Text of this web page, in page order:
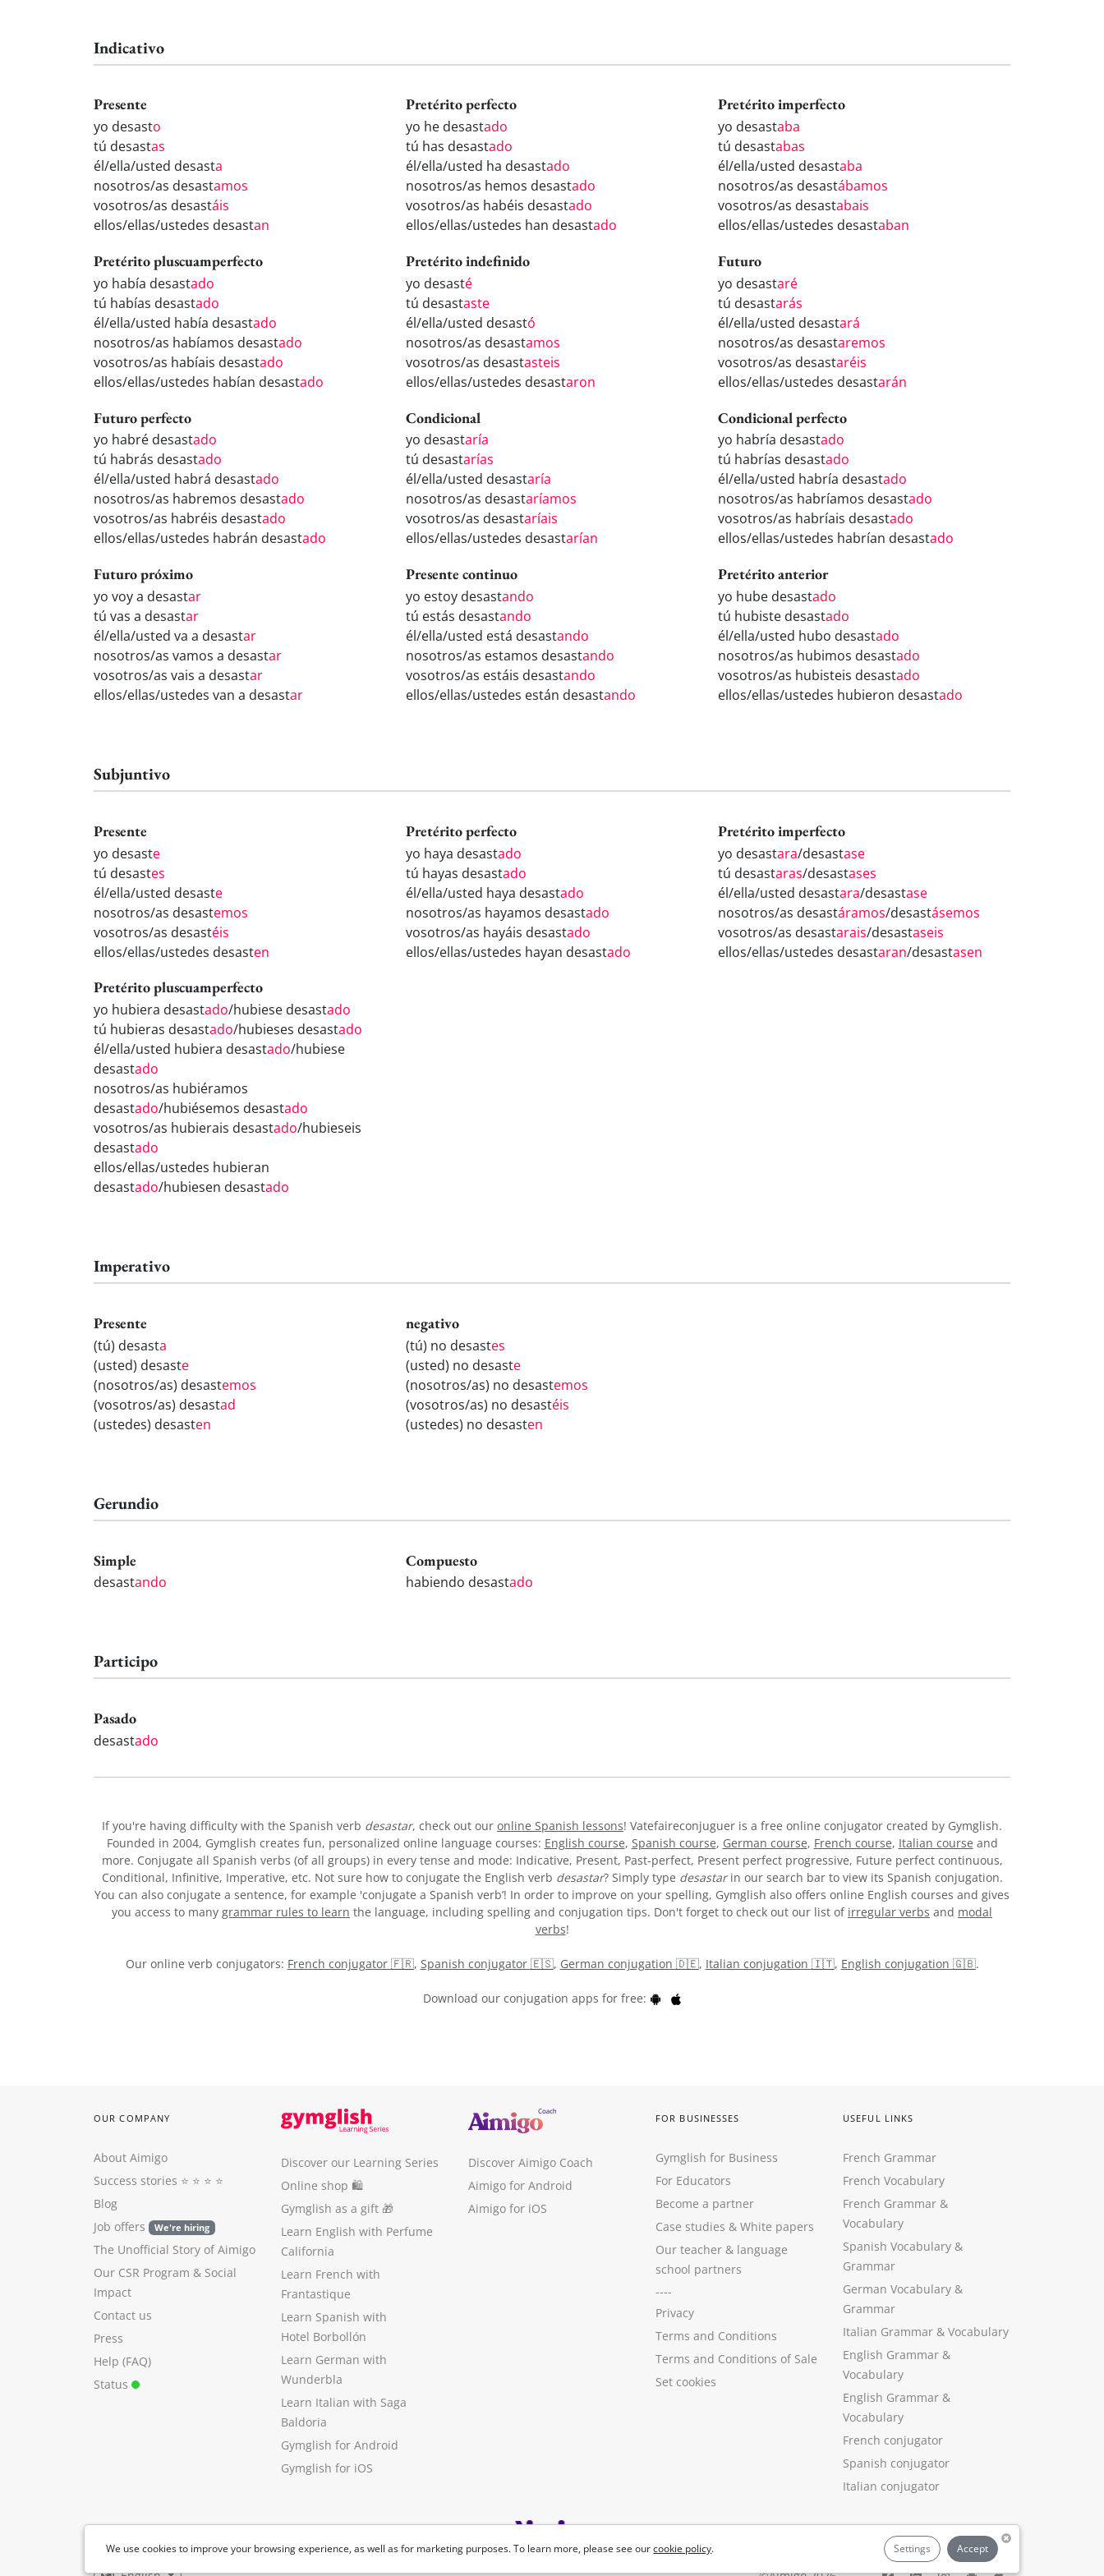
Indicativo
Presente
yo desasto
tú desastas
él/ella/usted desasta
nosotros/as desastamos
vosotros/as desastáis
ellos/ellas/ustedes desastan
Pretérito perfecto
yo he desastado
tú has desastado
él/ella/usted ha desastado
nosotros/as hemos desastado
vosotros/as habéis desastado
ellos/ellas/ustedes han desastado
Pretérito imperfecto
yo desastaba
tú desastabas
él/ella/usted desastaba
nosotros/as desastábamos
vosotros/as desastabais
ellos/ellas/ustedes desastaban
Pretérito pluscuamperfecto
yo había desastado
tú habías desastado
él/ella/usted había desastado
nosotros/as habíamos desastado
vosotros/as habíais desastado
ellos/ellas/ustedes habían desastado
Pretérito indefinido
yo desasté
tú desastaste
él/ella/usted desastó
nosotros/as desastamos
vosotros/as desastasteis
ellos/ellas/ustedes desastaron
Futuro
yo desastaré
tú desastarás
él/ella/usted desastará
nosotros/as desastaremos
vosotros/as desastaréis
ellos/ellas/ustedes desastarán
Futuro perfecto
yo habré desastado
tú habrás desastado
él/ella/usted habrá desastado
nosotros/as habremos desastado
vosotros/as habréis desastado
ellos/ellas/ustedes habrán desastado
Condicional
yo desastaría
tú desastarías
él/ella/usted desastaría
nosotros/as desastaríamos
vosotros/as desastaríais
ellos/ellas/ustedes desastarían
Condicional perfecto
yo habría desastado
tú habrías desastado
él/ella/usted habría desastado
nosotros/as habríamos desastado
vosotros/as habríais desastado
ellos/ellas/ustedes habrían desastado
Futuro próximo
yo voy a desastar
tú vas a desastar
él/ella/usted va a desastar
nosotros/as vamos a desastar
vosotros/as vais a desastar
ellos/ellas/ustedes van a desastar
Presente continuo
yo estoy desastando
tú estás desastando
él/ella/usted está desastando
nosotros/as estamos desastando
vosotros/as estáis desastando
ellos/ellas/ustedes están desastando
Pretérito anterior
yo hube desastado
tú hubiste desastado
él/ella/usted hubo desastado
nosotros/as hubimos desastado
vosotros/as hubisteis desastado
ellos/ellas/ustedes hubieron desastado
Subjuntivo
Presente
yo desaste
tú desastes
él/ella/usted desaste
nosotros/as desastemos
vosotros/as desastéis
ellos/ellas/ustedes desasten
Pretérito perfecto
yo haya desastado
tú hayas desastado
él/ella/usted haya desastado
nosotros/as hayamos desastado
vosotros/as hayáis desastado
ellos/ellas/ustedes hayan desastado
Pretérito imperfecto
yo desastara/desastase
tú desastaras/desastases
él/ella/usted desastara/desastase
nosotros/as desastáramos/desastásemos
vosotros/as desastarais/desastaseis
ellos/ellas/ustedes desastaran/desastasen
Pretérito pluscuamperfecto
yo hubiera desastado/hubiese desastado
tú hubieras desastado/hubieses desastado
él/ella/usted hubiera desastado/hubiese
desastado
nosotros/as hubiéramos
desastado/hubiésemos desastado
vosotros/as hubierais desastado/hubieseis
desastado
ellos/ellas/ustedes hubieran
desastado/hubiesen desastado
Imperativo
Presente
(tú) desasta
(usted) desaste
(nosotros/as) desastemos
(vosotros/as) desastad
(ustedes) desasten
negativo
(tú) no desastes
(usted) no desaste
(nosotros/as) no desastemos
(vosotros/as) no desastéis
(ustedes) no desasten
Gerundio
Simple
desastando
Compuesto
habiendo desastado
Participo
Pasado
desastado
If you're having difficulty with the Spanish verb desastar, check out our online Spanish lessons! Vatefaireconjuguer is a free online conjugator created by Gymglish.
Founded in 2004, Gymglish creates fun, personalized online language courses: English course, Spanish course, German course, French course, Italian course and
more. Conjugate all Spanish verbs (of all groups) in every tense and mode: Indicative, Present, Past-perfect, Present perfect progressive, Future perfect continuous,
Conditional, Infinitive, Imperative, etc. Not sure how to conjugate the English verb desastar? Simply type desastarin our search bar to view its Spanish conjugation.
You can also conjugate a sentence, for example 'conjugate a Spanish verb’! In order to improve on your spelling, Gymglish also offers online English courses and gives
you access to many grammar rules to learn the language, including spelling and conjugation tips. Don't forget to check out our list of irregular verbs and modal
verbs!
Our online verb conjugators: French conjugator 🇫🇷, Spanish conjugator 🇪🇸, German conjugation 🇩🇪, Italian conjugation 🇮🇹, English conjugation 🇬🇧.
Download our conjugation apps for free:
We use cookies to improve your browsing experience, as well as for marketing purposes. To learn more, please see ourcookie policy. Settings Accept
OUR COMPANY
About Aimigo
Success stories ⭐️ ⭐️ ⭐️ ⭐️
Blog
Job offers
We're hiring
The Unofficial Story of Aimigo
Our CSR Program & Social
Impact
Contact us
Press
Help (FAQ)
Status
Discover our Learning Series
Online shop 🛍
Gymglish as a gift 🎁
Learn English with Perfume
California
Learn French with
Frantastique
Learn Spanish with
Hotel Borbollón
Learn German with
Wunderbla
Learn Italian with Saga
Baldoria
Gymglish for Android
Gymglish for iOS
Discover Aimigo Coach
Aimigo for Android
Aimigo for iOS
FOR BUSINESSES
Gymglish for Business
For Educators
Become a partner
Case studies & White papers
Our teacher & language
school partners
----
Privacy
Terms and Conditions
Terms and Conditions of Sale
Set cookies
USEFUL LINKS
French Grammar
French Vocabulary
French Grammar &
Vocabulary
Spanish Vocabulary &
Grammar
German Vocabulary &
Grammar
Italian Grammar & Vocabulary
English Grammar &
Vocabulary
English Grammar &
Vocabulary
French conjugator
Spanish conjugator
Italian conjugator